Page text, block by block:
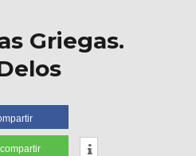
Griegas.
compartir